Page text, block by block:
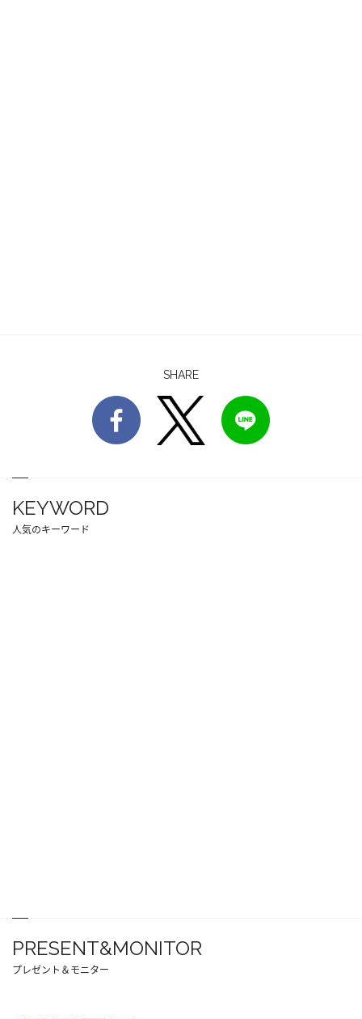
SHARE
KEYWORD
人気のキーワード
PRESENT&MONITOR
プレゼント＆モニター